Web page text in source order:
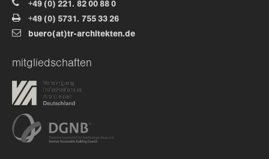
montes, nascetur ridiculus mus. donec quam felis,
ultricies nec.
+49 (0) 221. 82 00 88 0
+49 (0) 5731. 755 33 26
buero(at)tr-architekten.de
mitgliedschaften